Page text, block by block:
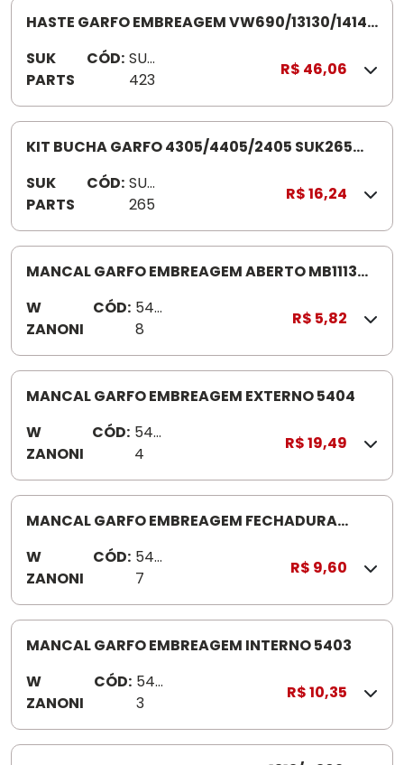
HASTE GARFO EMBREAGEM VW690/13130/14140
SUK
PARTS
CÓD: SUK
423
R$ 46,06
KIT BUCHA GARFO 4305/4405/2405 SUK265
SUK
PARTS
CÓD: SUK
265
R$ 16,24
MANCAL GARFO EMBREAGEM ABERTO MB1113
W
ZANONI
CÓD: 540
8
R$ 5,82
MANCAL GARFO EMBREAGEM EXTERNO 5404
W
ZANONI
CÓD: 540
4
R$ 19,49
MANCAL GARFO EMBREAGEM FECHADURA
W
ZANONI
CÓD: 540
7
R$ 9,60
MANCAL GARFO EMBREAGEM INTERNO 5403
W
ZANONI
CÓD: 540
3
R$ 10,35